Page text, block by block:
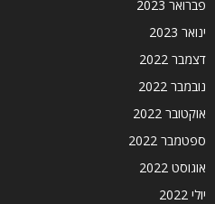
פברואר 2023
ינואר 2023
דצמבר 2022
נובמבר 2022
אוקטובר 2022
ספטמבר 2022
אוגוסט 2022
יולי 2022